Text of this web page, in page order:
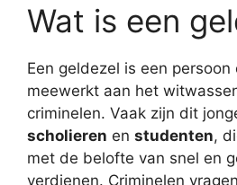
Wat is een
Een geldezel is een
meewerkt aan het
criminelen. Vaak zijn dit
scholieren en studenten,
met de belofte van snel en
verdienen. Criminelen